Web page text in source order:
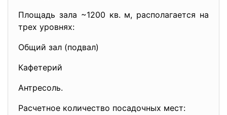
Площадь зала ~1200 кв. м, располагается на
трех уровнях:
Общий зал (подвал)
Кафетерий
Антресоль.
Расчетное количество посадочных мест: